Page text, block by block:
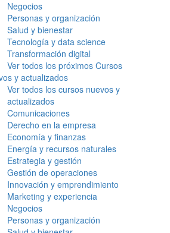
Negocios
Personas y organización
Salud y bienestar
Tecnología y data science
Transformación digital
Ver todos los próximos Cursos
y actualizados
Ver todos los cursos nuevos y
actualizados
Comunicaciones
Derecho en la empresa
Economía y finanzas
Energía y recursos naturales
Estrategia y gestión
Gestión de operaciones
Innovación y emprendimiento
Marketing y experiencia
Negocios
Personas y organización